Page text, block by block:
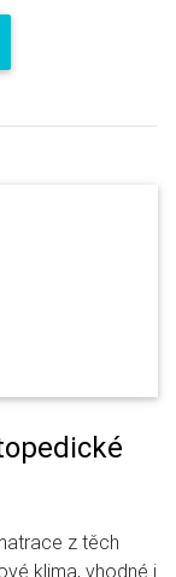
z těch
klima, vhodné i